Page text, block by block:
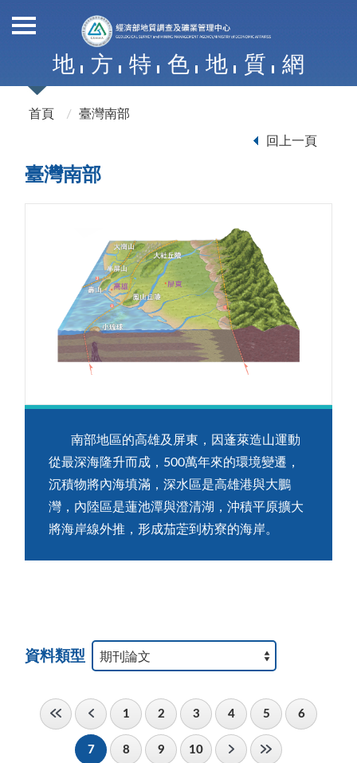
地 方 特 色 地 質 網
首頁 臺灣南部
回上一頁
臺灣南部
南部地區的高雄及屏東，因蓬萊造山運動
從最深海隆升而成，500萬年來的環境變遷，
沉積物將內海填滿，深水區是高雄港與大鵬
灣，內陸區是蓮池潭與澄清湖，沖積平原擴大
將海岸線外推，形成茄萣到枋寮的海岸。
資料類型
1 2 3 4 5 6
7 8 9 10